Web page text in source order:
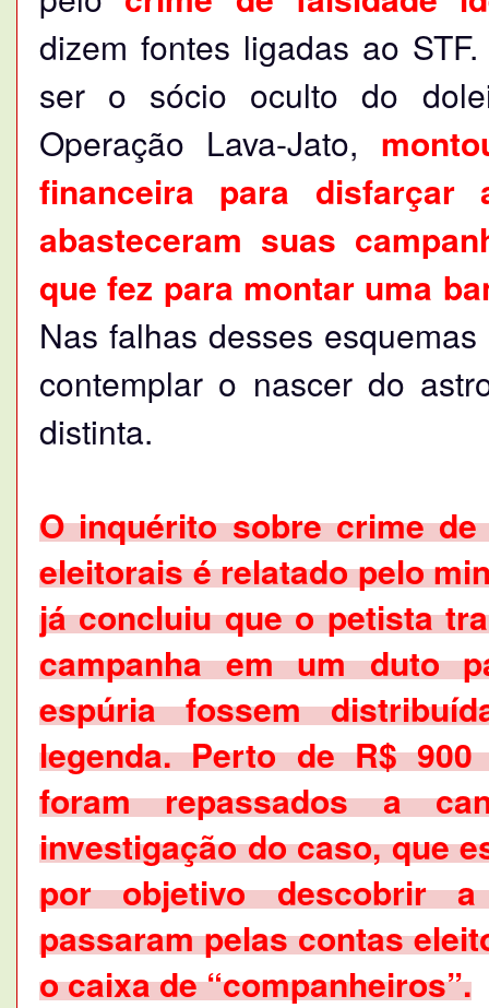
dizem fontes ligadas ao
ser o sócio oculto do
Operação Lava-Jato,
financeira para
abasteceram suas
que fez para montar uma
Nas falhas desses
contemplar o nascer do
distinta.
O inquérito sobre crime
eleitorais é relatado pelo
já concluiu que o petista
campanha em um duto
espúria fossem
legenda. Perto de R$
foram repassados a
investigação do caso, que
por objetivo descobrir
passaram pelas contas
o caixa de “companheiros”.